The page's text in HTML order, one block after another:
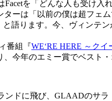
を「どんな人も受け入
ーは「以前の僕は超フェム
語ります。今、ヴィンテ
番組『WE‘RE HERE ～ク
今年のエミー賞でベスト
ドに飛び、GLAADのサラ